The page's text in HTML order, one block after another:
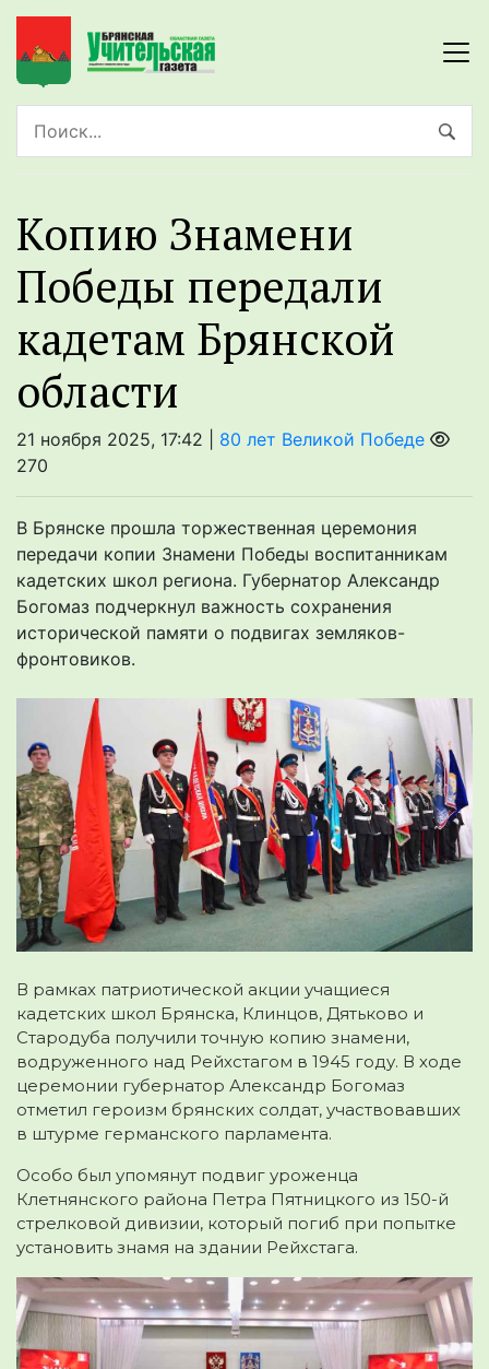
Копию Знамени
Победы передали
кадетам Брянской
области
21 ноября 2025, 17:42 | 80 лет Великой Победе
270
В Брянске прошла торжественная церемония
передачи копии Знамени Победы воспитанникам
кадетских школ региона. Губернатор Александр
Богомаз подчеркнул важность сохранения
исторической памяти о подвигах земляков-
фронтовиков.
В рамках патриотической акции учащиеся
кадетских школ Брянска, Клинцов, Дятьково и
Стародуба получили точную копию знамени,
водруженного над Рейхстагом в 1945 году. В ходе
церемонии губернатор Александр Богомаз
отметил героизм брянских солдат, участвовавших
в штурме германского парламента.
Особо был упомянут подвиг уроженца
Клетнянского района Петра Пятницкого из 150-й
стрелковой дивизии, который погиб при попытке
установить знамя на здании Рейхстага.